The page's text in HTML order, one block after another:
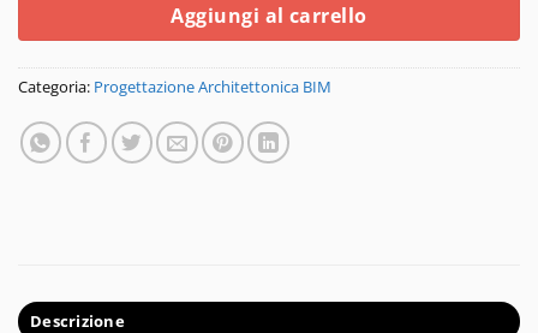
Aggiungi al carrello
Categoria: Progettazione Architettonica BIM
Descrizione